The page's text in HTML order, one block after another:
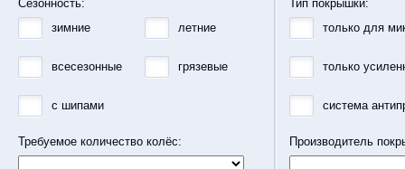
Сезонность:
зимние
летние
всесезонные грязевые
с шипами
Требуемое количество колёс:
Тип покрышки:
только для
только
система
Производитель